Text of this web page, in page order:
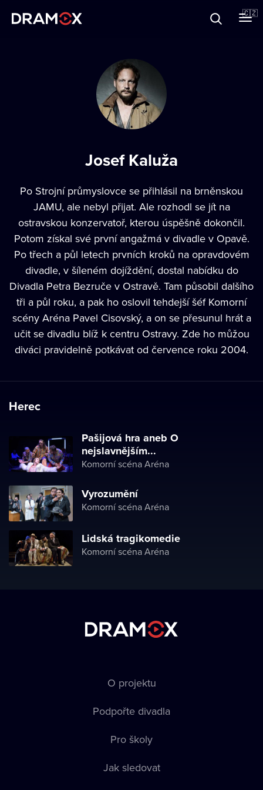
🇨🇿
Josef Kaluža
Po Strojní průmyslovce se přihlásil na brněnskou
JAMU, ale nebyl přijat. Ale rozhodl se jít na
ostravskou konzervatoř, kterou úspěšně dokončil.
Potom získal své první angažmá v divadle v Opavě.
Po třech a půl letech prvních kroků na opravdovém
divadle, v šíleném dojíždění, dostal nabídku do
Divadla Petra Bezruče v Ostravě. Tam působil dalšího
tři a půl roku, a pak ho oslovil tehdejší šéf Komorní
scény Aréna Pavel Cisovský, a on se přesunul hrát a
učit se divadlu blíž k centru Ostravy. Zde ho můžou
diváci pravidelně potkávat od července roku 2004.
Herec
Pašijová hra aneb O
nejslavnějším...
Komorní scéna Aréna
Vyrozumění
Komorní scéna Aréna
Lidská tragikomedie
Komorní scéna Aréna
O projektu
Podpořte divadla
Pro školy
Jak sledovat